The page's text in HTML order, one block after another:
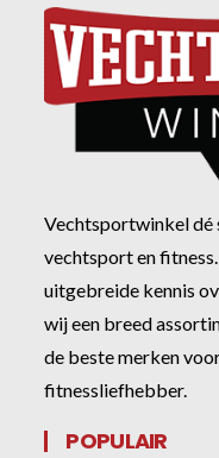
Vechtsportwinkel dé
vechtsport en
uitgebreide kennis
wij een breed
de beste merken
fitnessliefhebber.
POPULAIR